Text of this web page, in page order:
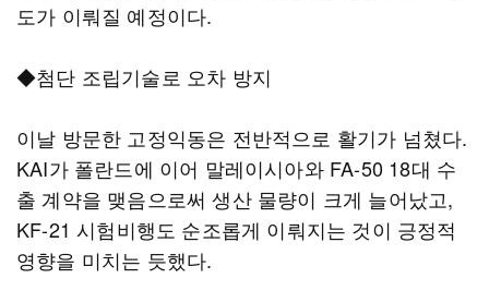
도가 이뤄질 예정이다.
◆첨단 조립기술로 오차 방지
이날 방문한 고정익동은 전반적으로 활기가 넘쳤다.
KAI가 폴란드에 이어 말레이시아와 FA-50 18대 수
출 계약을 맺음으로써 생산 물량이 크게 늘어났고,
KF-21 시험비행도 순조롭게 이뤄지는 것이 긍정적
영향을 미치는 듯했다.